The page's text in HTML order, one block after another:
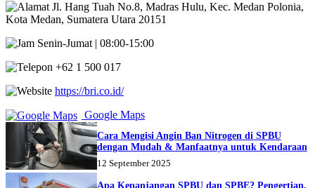
Jl. Hang Tuah No.8, Madras Hulu, Kec. Medan Polonia,
Kota Medan, Sumatera Utara 20151
Senin-Jumat | 08:00-15:00
+62 1 500 017
https://bri.co.id/
Google Maps
Cara Mengisi Angin Ban Nitrogen di SPBU
dengan Mudah & Manfaatnya untuk Kendaraan
12 September 2025
Apa Kepanjangan SPBU dan SPBE? Pengertian,